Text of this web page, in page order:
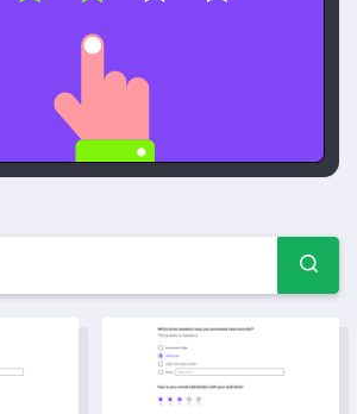
predlošci anketa
informacije o zajedničkom događaju
Predložak za provjeru